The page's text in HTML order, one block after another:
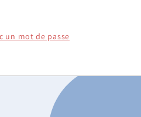
un mot de passe